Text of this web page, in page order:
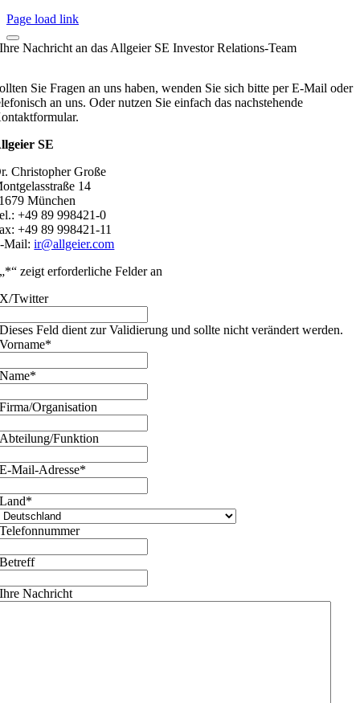
Page load link
Ihre Nachricht an das Allgeier SE Investor Relations-Team
Sie Fragen an uns haben, wenden Sie sich bitte per E-Mail oder
an uns. Oder nutzen Sie einfach das nachstehende
SE
Christopher Große
14
München
+49 89 998421-0
+49 89 998421-11
Mail:ir@allgeier.com
„*“ zeigt erforderliche Felder an
X/Twitter
Dieses Feld dient zur Validierung und sollte nicht verändert werden.
Vorname*
Name*
Firma/Organisation
Abteilung/Funktion
E-Mail-Adresse*
Land*
Telefonnummer
Betreff
Ihre Nachricht